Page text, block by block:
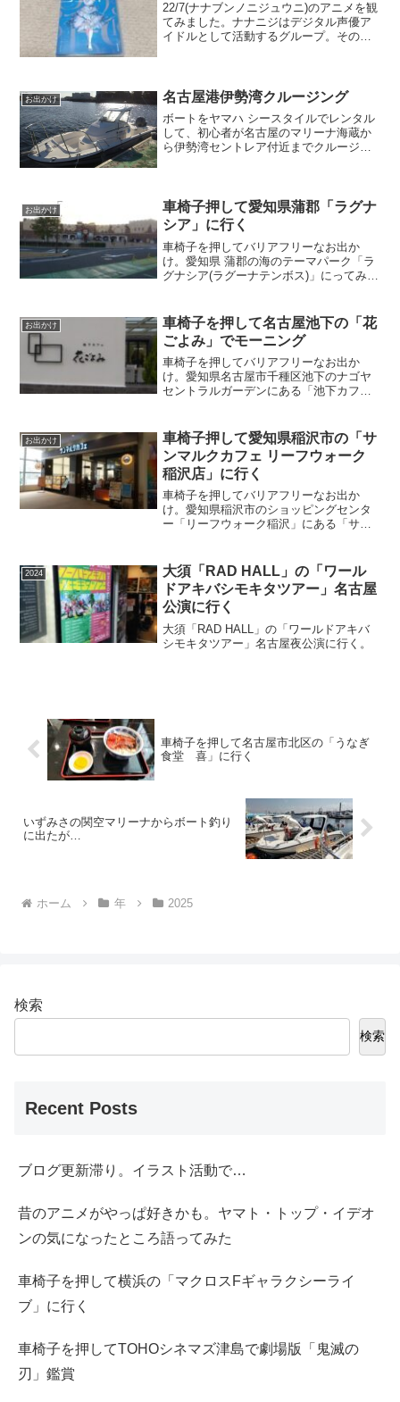
22/7(ナナブンノニジュウニ)のアニメを観
てみました。ナナニジはデジタル声優ア
イドルとして活動するグループ。そのテ
お出かけ 名古屋港伊勢湾クルージング
ボートをヤマハ シースタイルでレンタル
して、初心者が名古屋のマリーナ海蔵か
ら伊勢湾セントレア付近までクルージン
お出かけ
車椅子押して愛知県蒲郡「ラグナ
シア」に行く
車椅子を押してバリアフリーなお出か
け。愛知県 蒲郡の海のテーマパーク「ラ
グナシア(ラグーナテンボス)」にってみ
お出かけ
車椅子を押して名古屋池下の「花
ごよみ」でモーニング
車椅子を押してバリアフリーなお出か
け。愛知県名古屋市千種区池下のナゴヤ
セントラルガーデンにある「池下カフェ
お出かけ
車椅子押して愛知県稲沢市の「サ
ンマルクカフェ リーフウォーク
稲沢店」に行く
車椅子を押してバリアフリーなお出か
け。愛知県稲沢市のショッピングセンタ
ー「リーフウォーク稲沢」にある「サン
2024
大須「RAD HALL」の「ワール
ドアキバシモキタツアー」名古屋
公演に行く
大須「RAD HALL」の「ワールドアキバ
シモキタツアー」名古屋夜公演に行く。
車椅子を押して名古屋市北区の「うなぎ
食堂 喜」に行く
いずみさの関空マリーナからボート釣り
に出たが…
ホーム 年 2025
検索
検索
Recent Posts
ブログ更新滞り。イラスト活動で…
昔のアニメがやっぱ好きかも。ヤマト・トップ・イデオ
ンの気になったところ語ってみた
車椅子を押して横浜の「マクロスFギャラクシーライ
ブ」に行く
車椅子を押してTOHOシネマズ津島で劇場版「鬼滅の
刃」鑑賞